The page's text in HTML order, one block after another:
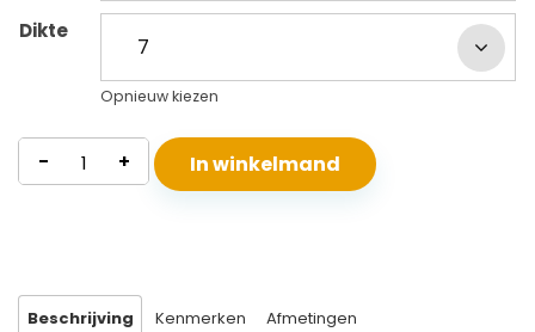
Dikte
Opnieuw kiezen
Topmatras
Koudschuim
- + In winkelmand
Beschrijving Kenmerken Afmetingen